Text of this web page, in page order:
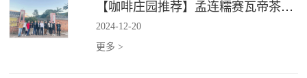
【咖啡庄园推荐】孟连糯赛瓦帝茶咖庄园
2024-12-20
更多 >